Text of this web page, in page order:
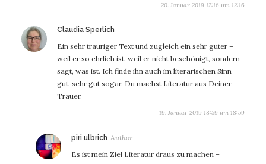
20. Januar 2019 12:16 um 12:16
Claudia Sperlich
Ein sehr trauriger Text und zugleich ein sehr guter –
weil er so ehrlich ist, weil er nicht beschönigt, sondern
sagt, was ist. Ich finde ihn auch im literarischen Sinn
gut, sehr gut sogar. Du machst Literatur aus Deiner
Trauer.
19. Januar 2019 18:59 um 18:59
piri ulbrich sagt:
Es ist mein Ziel Literatur draus zu machen –